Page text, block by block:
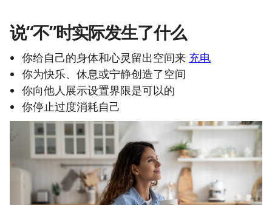
说“不”时实际发生了什么
你给自己的身体和心灵留出空间来 充电
你为快乐、休息或宁静创造了空间
你向他人展示设置界限是可以的
你停止过度消耗自己